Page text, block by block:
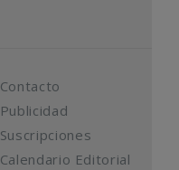
Contacto
Publicidad
Suscripciones
Calendario Editorial